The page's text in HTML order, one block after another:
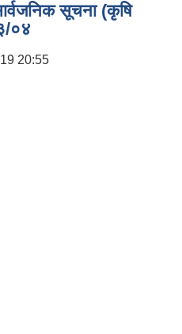
सूचना (कृषि
०४
20:55